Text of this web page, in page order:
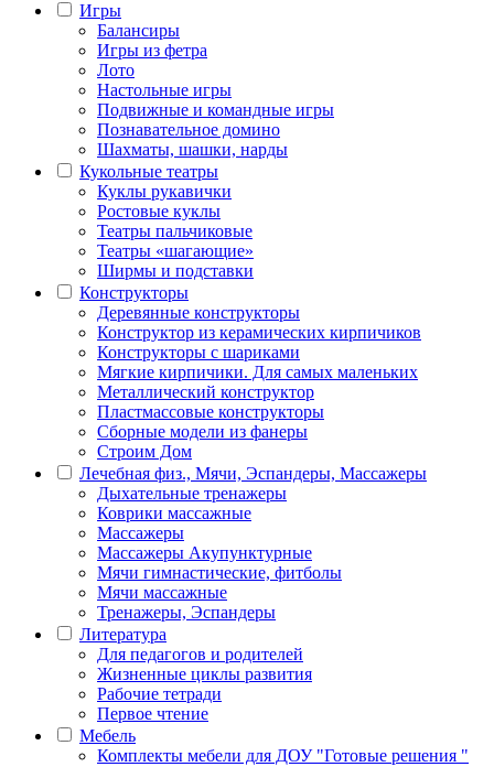
Игры
Балансиры
Игры из фетра
Лото
Настольные игры
Подвижные и командные игры
Познавательное домино
Шахматы, шашки, нарды
Кукольные театры
Куклы рукавички
Ростовые куклы
Театры пальчиковые
Театры «шагающие»
Ширмы и подставки
Конструкторы
Деревянные конструкторы
Конструктор из керамических кирпичиков
Конструкторы с шариками
Мягкие кирпичики. Для самых маленьких
Металлический конструктор
Пластмассовые конструкторы
Сборные модели из фанеры
Строим Дом
Лечебная физ., Мячи, Эспандеры, Массажеры
Дыхательные тренажеры
Коврики массажные
Массажеры
Массажеры Акупунктурные
Мячи гимнастические, фитболы
Мячи массажные
Тренажеры, Эспандеры
Литература
Для педагогов и родителей
Жизненные циклы развития
Рабочие тетради
Первое чтение
Мебель
Комплекты мебели для ДОУ "Готовые решения "